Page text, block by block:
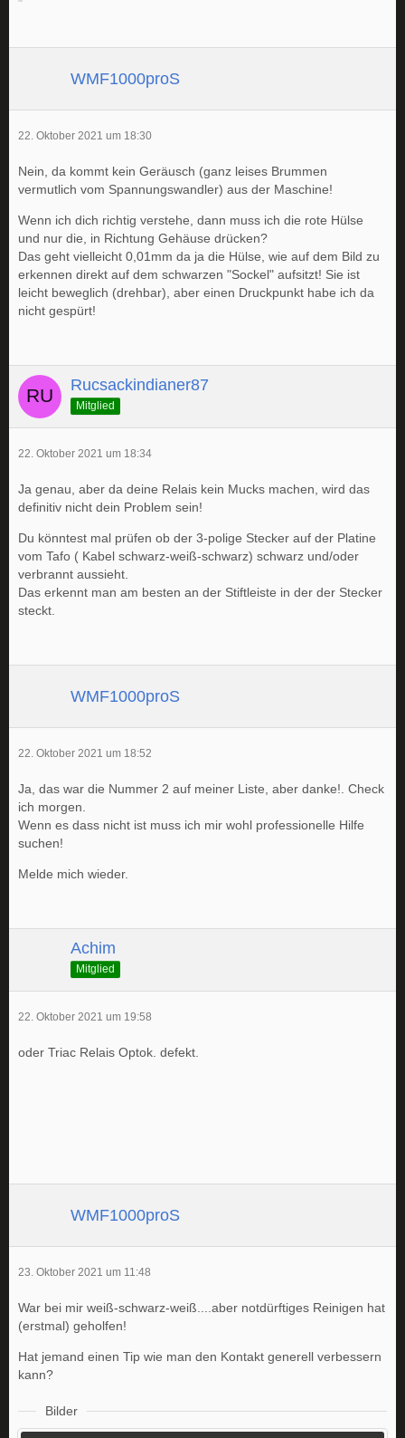
WMF1000proS
22. Oktober 2021 um 18:30
Nein, da kommt kein Geräusch (ganz leises Brummen
vermutlich vom Spannungswandler) aus der Maschine!
Wenn ich dich richtig verstehe, dann muss ich die rote Hülse
und nur die, in Richtung Gehäuse drücken?
Das geht vielleicht 0,01mm da ja die Hülse, wie auf dem Bild zu
erkennen direkt auf dem schwarzen "Sockel" aufsitzt! Sie ist
leicht beweglich (drehbar), aber einen Druckpunkt habe ich da
nicht gespürt!
Rucsackindianer87
Mitglied
22. Oktober 2021 um 18:34
Ja genau, aber da deine Relais kein Mucks machen, wird das
definitiv nicht dein Problem sein!
Du könntest mal prüfen ob der 3-polige Stecker auf der Platine
vom Tafo ( Kabel schwarz-weiß-schwarz) schwarz und/oder
verbrannt aussieht.
Das erkennt man am besten an der Stiftleiste in der der Stecker
steckt.
WMF1000proS
22. Oktober 2021 um 18:52
Ja, das war die Nummer 2 auf meiner Liste, aber danke!. Check
ich morgen.
Wenn es dass nicht ist muss ich mir wohl professionelle Hilfe
suchen!
Melde mich wieder.
Achim
Mitglied
22. Oktober 2021 um 19:58
oder Triac Relais Optok. defekt.
WMF1000proS
23. Oktober 2021 um 11:48
War bei mir weiß-schwarz-weiß....aber notdürftiges Reinigen hat
(erstmal) geholfen!
Hat jemand einen Tip wie man den Kontakt generell verbessern
kann?
Bilder